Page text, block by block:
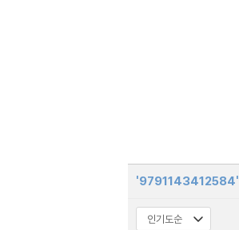
'9791143412584'